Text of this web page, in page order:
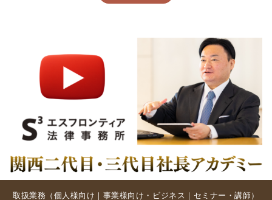
取扱業務（ 個人様向け ｜ 事業様向け・ビジネス ｜ セミナー・講師）